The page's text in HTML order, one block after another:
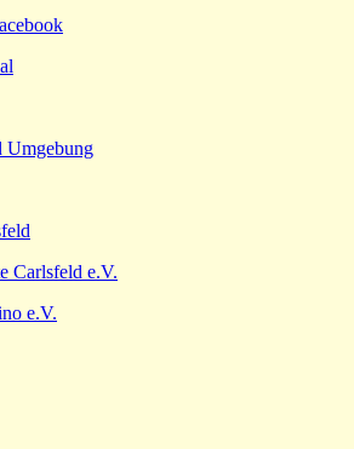
Umgebung
Carlsfeld e.V.
e.V.